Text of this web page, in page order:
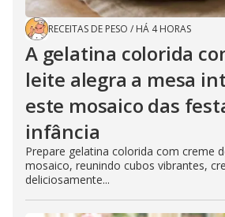
RECEITAS DE PESO / HÁ 4 HORAS
A gelatina colorida
leite alegra a mesa
este mosaico das
infância
Prepare gelatina colorida com creme
mosaico, reunindo cubos vibrantes,
deliciosamente...